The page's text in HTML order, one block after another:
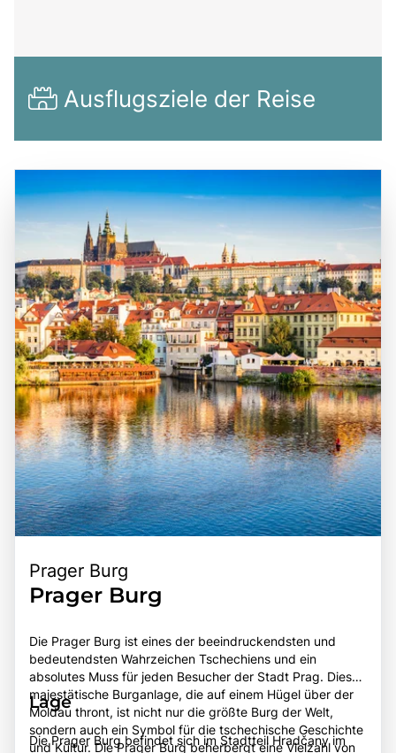
Ausflugsziele der Reise
Prager Burg
Prager Burg
Die Prager Burg ist eines der beeindruckendsten und
bedeutendsten Wahrzeichen Tschechiens und ein
absolutes Muss für jeden Besucher der Stadt Prag. Diese
majestätische Burganlage, die auf einem Hügel über der
Moldau thront, ist nicht nur die größte Burg der Welt,
sondern auch ein Symbol für die tschechische Geschichte
und Kultur. Die Prager Burg beherbergt eine Vielzahl von
Lage
Die Prager Burg befindet sich im Stadtteil Hradčany im